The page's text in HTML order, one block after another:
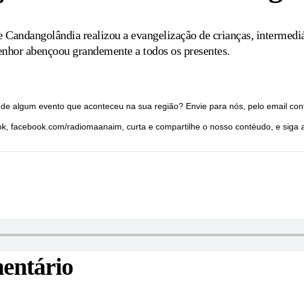
realizou a evangelização de crianças,
abençoou grandemente a todos os presentes.
algum evento que aconteceu na sua região? Envie para nós, pelo email
facebook.com/radiomaanaim, curta e compartilhe o nosso contéudo, e siga